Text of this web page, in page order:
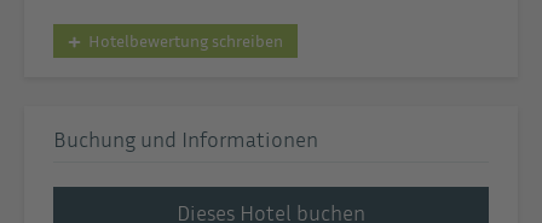
Hotelbewertung schreiben
Buchung und Informationen
Dieses Hotel buchen